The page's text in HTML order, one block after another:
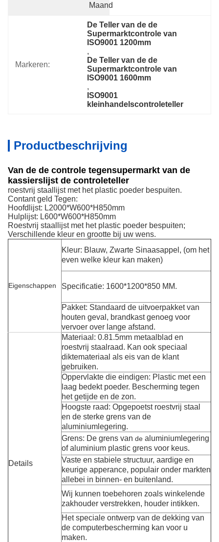
Maand
Markeren:
De Teller van de de
Supermarktcontrole van
ISO9001 1200mm
,
De Teller van de de
Supermarktcontrole van
ISO9001 1600mm
,
ISO9001
kleinhandelscontroleteller
Productbeschrijving
Van de de controle tegensupermarkt van de
kassierslijst de controleteller
roestvrij staallijst met het plastic poeder bespuiten.
Contant geld Tegen:
Hoofdlijst: L2000*W600*H850mm
Hulplijst: L600*W600*H850mm
Roestvrij staallijst met het plastic poeder bespuiten;
Verschillende kleur en grootte bij uw wens.
Eigenschappen
Kleur: Blauw, Zwarte Sinaasappel, (om het
even welke kleur kan maken)
Specificatie: 1600*1200*850 MM.
Pakket: Standaard de uitvoerpakket van
houten geval, brandkast genoeg voor
vervoer over lange afstand.
Details
Materiaal: 0.81.5mm metaalblad en
roestvrij staalraad. Kan ook speciaal
diktemateriaal als eis van de klant
gebruiken.
Oppervlakte die eindigen: Plastic met een
laag bedekt poeder. Bescherming tegen
het getijde en de zon.
Hoogste raad: Opgepoetst roestvrij staal
en de sterke grens van de
aluminiumlegering.
Grens: De grens van de aluminium legering
of aluminium plastic grens voor keus.
Vaste en stabiele structuur, aardige en
keurige apperance, populair onder markten
allebei in binnen- en buitenland.
Wij kunnen toebehoren zoals winkelende
zakhouder verstrekken, houder intikken.
Het speciale ontwerp van de dekking van
de computerbescherming kan voor u
maken.